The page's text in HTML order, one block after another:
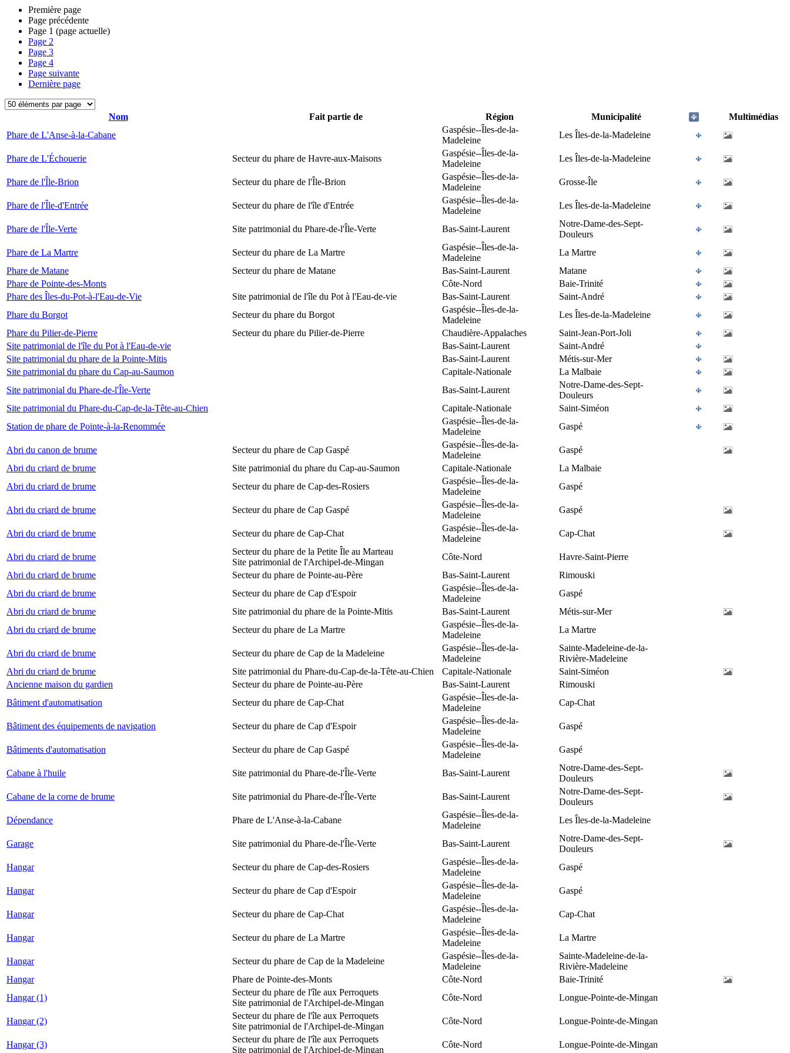
Première page
Page précédente
Page 1 (page actuelle)
Page 2
Page 3
Page 4
Page suivante
Dernière page
Nom Fait partie de Région Municipalité
Multimédias
Phare de L'Anse-à-la-Cabane
Gaspésie--Îles-de-la-
Madeleine
Les Îles-de-la-Madeleine
Phare de L'Échouerie Secteur du phare de Havre-aux-Maisons
Gaspésie--Îles-de-la-
Madeleine
Les Îles-de-la-Madeleine
Phare de l'Île-Brion Secteur du phare de l'Île-Brion
Gaspésie--Îles-de-la-
Madeleine
Grosse-Île
Phare de l'Île-d'Entrée Secteur du phare de l'île d'Entrée
Gaspésie--Îles-de-la-
Madeleine
Les Îles-de-la-Madeleine
Phare de l'Île-Verte Site patrimonial du Phare-de-l'Île-Verte Bas-Saint-Laurent
Notre-Dame-des-Sept-
Douleurs
Phare de La Martre
Secteur du phare de La Martre
Gaspésie--Îles-de-la-
Madeleine
La Martre
Phare de Matane
Secteur du phare de Matane Bas-Saint-Laurent
Matane
Phare de Pointe-des-Monts
Côte-Nord
Baie-Trinité
Phare des Îles-du-Pot-à-l'Eau-de-Vie
Site patrimonial de l'île du Pot à l'Eau-de-vie Bas-Saint-Laurent
Saint-André
Phare du Borgot
Secteur du phare du Borgot
Gaspésie--Îles-de-la-
Madeleine
Les Îles-de-la-Madeleine
Phare du Pilier-de-Pierre
Secteur du phare du Pilier-de-Pierre Chaudière-Appalaches
Saint-Jean-Port-Joli
Site patrimonial de l'île du Pot à l'Eau-de-vie
Bas-Saint-Laurent
Saint-André
Site patrimonial du phare de la Pointe-Mitis
Bas-Saint-Laurent
Métis-sur-Mer
Site patrimonial du phare du Cap-au-Saumon
Capitale-Nationale
La Malbaie
Site patrimonial du Phare-de-l'Île-Verte
Bas-Saint-Laurent
Notre-Dame-des-Sept-
Douleurs
Site patrimonial du Phare-du-Cap-de-la-Tête-au-Chien
Capitale-Nationale
Saint-Siméon
Station de phare de Pointe-à-la-Renommée
Gaspésie--Îles-de-la-
Madeleine
Gaspé
Abri du canon de brume Secteur du phare de Cap Gaspé
Gaspésie--Îles-de-la-
Madeleine
Gaspé
Abri du criard de brume
Site patrimonial du phare du Cap-au-Saumon Capitale-Nationale
La Malbaie
Abri du criard de brume
Secteur du phare de Cap-des-Rosiers
Gaspésie--Îles-de-la-
Madeleine
Gaspé
Abri du criard de brume Secteur du phare de Cap Gaspé
Gaspésie--Îles-de-la-
Madeleine
Gaspé
Abri du criard de brume Secteur du phare de Cap-Chat
Gaspésie--Îles-de-la-
Madeleine
Cap-Chat
Abri du criard de brume
Secteur du phare de la Petite Île au Marteau
Site patrimonial de l'Archipel-de-Mingan
Côte-Nord
Havre-Saint-Pierre
Abri du criard de brume
Secteur du phare de Pointe-au-Père Bas-Saint-Laurent
Rimouski
Abri du criard de brume
Secteur du phare de Cap d'Espoir
Gaspésie--Îles-de-la-
Madeleine
Gaspé
Abri du criard de brume
Site patrimonial du phare de la Pointe-Mitis Bas-Saint-Laurent
Métis-sur-Mer
Abri du criard de brume
Secteur du phare de La Martre
Gaspésie--Îles-de-la-
Madeleine
La Martre
Abri du criard de brume Secteur du phare de Cap de la Madeleine
Gaspésie--Îles-de-la-
Madeleine
Sainte-Madeleine-de-la-
Rivière-Madeleine
Abri du criard de brume
Site patrimonial du Phare-du-Cap-de-la-Tête-au-Chien Capitale-Nationale
Saint-Siméon
Ancienne maison du gardien
Secteur du phare de Pointe-au-Père Bas-Saint-Laurent
Rimouski
Bâtiment d'automatisation
Secteur du phare de Cap-Chat
Gaspésie--Îles-de-la-
Madeleine
Cap-Chat
Bâtiment des équipements de navigation Secteur du phare de Cap d'Espoir
Gaspésie--Îles-de-la-
Madeleine
Gaspé
Bâtiments d'automatisation Secteur du phare de Cap Gaspé
Gaspésie--Îles-de-la-
Madeleine
Gaspé
Cabane à l'huile Site patrimonial du Phare-de-l'Île-Verte Bas-Saint-Laurent
Notre-Dame-des-Sept-
Douleurs
Cabane de la corne de brume
Site patrimonial du Phare-de-l'Île-Verte Bas-Saint-Laurent
Notre-Dame-des-Sept-
Douleurs
Dépendance
Phare de L'Anse-à-la-Cabane
Gaspésie--Îles-de-la-
Madeleine
Les Îles-de-la-Madeleine
Garage Site patrimonial du Phare-de-l'Île-Verte Bas-Saint-Laurent
Notre-Dame-des-Sept-
Douleurs
Hangar
Secteur du phare de Cap-des-Rosiers
Gaspésie--Îles-de-la-
Madeleine
Gaspé
Hangar Secteur du phare de Cap d'Espoir
Gaspésie--Îles-de-la-
Madeleine
Gaspé
Hangar Secteur du phare de Cap-Chat
Gaspésie--Îles-de-la-
Madeleine
Cap-Chat
Hangar Secteur du phare de La Martre
Gaspésie--Îles-de-la-
Madeleine
La Martre
Hangar Secteur du phare de Cap de la Madeleine
Gaspésie--Îles-de-la-
Madeleine
Sainte-Madeleine-de-la-
Rivière-Madeleine
Hangar
Phare de Pointe-des-Monts Côte-Nord
Baie-Trinité
Hangar (1)
Secteur du phare de l'île aux Perroquets
Site patrimonial de l'Archipel-de-Mingan
Côte-Nord Longue-Pointe-de-Mingan
Hangar (2)
Secteur du phare de l'île aux Perroquets
Site patrimonial de l'Archipel-de-Mingan
Côte-Nord Longue-Pointe-de-Mingan
Hangar (3)
Secteur du phare de l'île aux Perroquets
Site patrimonial de l'Archipel-de-Mingan
Côte-Nord Longue-Pointe-de-Mingan